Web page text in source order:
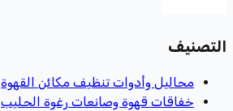
التصنيف
محاليل وأدوات تنظيف مكائن القهوة
خفاقات قهوة وصانعات رغوة الحليب